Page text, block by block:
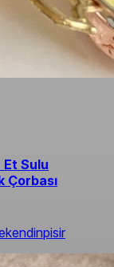
Sulu
Çorbası